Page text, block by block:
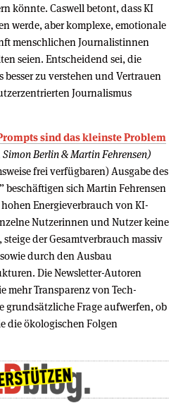
könnte. Caswell betont, dass KI
werde, aber komplexe, emotionale
menschlichen Journalistinnen
seien. Entscheidend sei, die
zu verstehen und Vertrauen
Journalismus
sind das kleinste Problem
Berlin & Martin Fehrensen)
frei verfügbaren) Ausgabe des
beschäftigen sich Martin Fehrensen
Energieverbrauch von KI-
Nutzerinnen und Nutzer keine
der Gesamtverbrauch massiv
durch den Ausbau
Die Newsletter-Autoren
mehr Transparenz von Tech-
grundsätzliche Frage aufwerfen, ob
die ökologischen Folgen